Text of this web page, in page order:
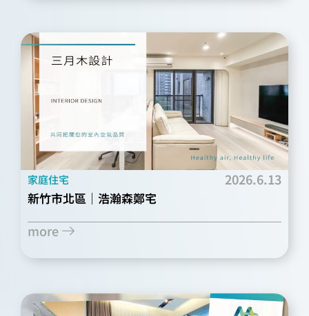
家庭住宅 2026.6.13
新竹市北區｜浩瀚森鄭宅
more